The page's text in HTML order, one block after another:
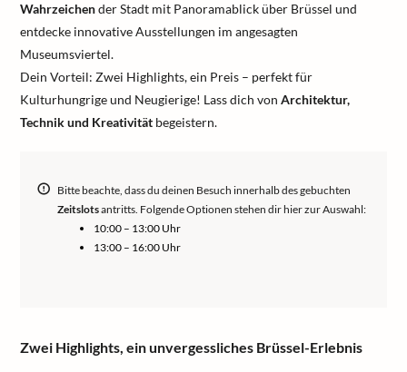
Wahrzeichender Stadt mit Panoramablick über Brüssel und
entdecke innovative Ausstellungen im angesagten
Museumsviertel.
Dein Vorteil: Zwei Highlights, ein Preis – perfekt für
Kulturhungrige und Neugierige! Lass dich von Architektur,
Technik und Kreativität begeistern.
Bitte beachte, dass du deinen Besuch innerhalb des gebuchten
Zeitslotsantritts. Folgende Optionen stehen dir hier zur Auswahl:
10:00 – 13:00 Uhr
13:00 – 16:00 Uhr
Zwei Highlights, ein unvergessliches Brüssel-Erlebnis